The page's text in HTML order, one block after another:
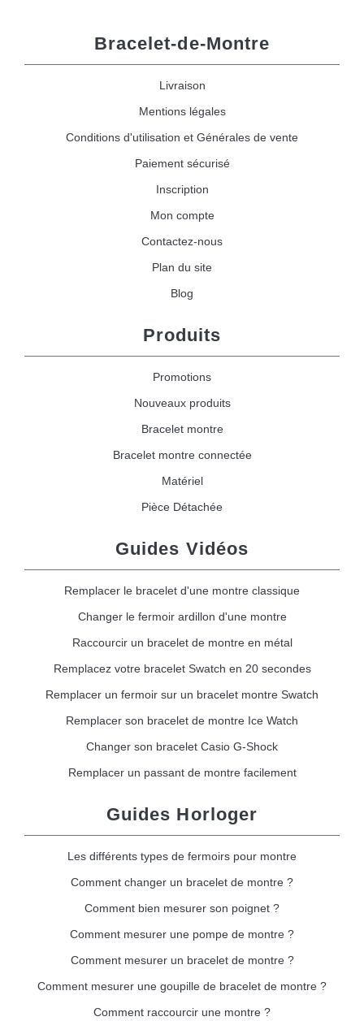
Bracelet-de-Montre
Livraison
Mentions légales
Conditions d'utilisation et Générales de vente
Paiement sécurisé
Inscription
Mon compte
Contactez-nous
Plan du site
Blog
Produits
Promotions
Nouveaux produits
Bracelet montre
Bracelet montre connectée
Matériel
Pièce Détachée
Guides Vidéos
Remplacer le bracelet d'une montre classique
Changer le fermoir ardillon d'une montre
Raccourcir un bracelet de montre en métal
Remplacez votre bracelet Swatch en 20 secondes
Remplacer un fermoir sur un bracelet montre Swatch
Remplacer son bracelet de montre Ice Watch
Changer son bracelet Casio G-Shock
Remplacer un passant de montre facilement
Guides Horloger
Les différents types de fermoirs pour montre
Comment changer un bracelet de montre ?
Comment bien mesurer son poignet ?
Comment mesurer une pompe de montre ?
Comment mesurer un bracelet de montre ?
Comment mesurer une goupille de bracelet de montre ?
Comment raccourcir une montre ?